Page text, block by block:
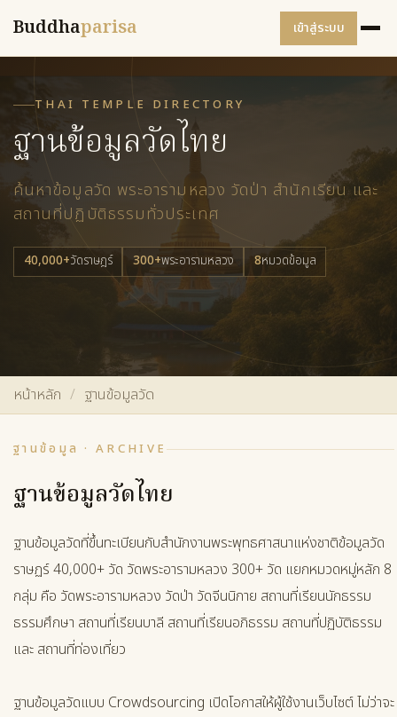
Buddhaparisa เข้าสู่ระบบ
THAI TEMPLE DIRECTORY
ฐานข้อมูลวัดไทย
ค้นหาข้อมูลวัด พระอารามหลวง วัดป่า สำนักเรียน และ
สถานที่ปฏิบัติธรรมทั่วประเทศ
40,000+วัดราษฎร์ 300+พระอารามหลวง 8หมวดข้อมูล
หน้าหลัก / ฐานข้อมูลวัด
ฐานข้อมูล · ARCHIVE
ฐานข้อมูลวัดไทย
ฐานข้อมูลวัดที่ขึ้นทะเบียนกับสำนักงานพระพุทธศาสนาแห่งชาติข้อมูลวัด
ราษฏร์ 40,000+ วัด วัดพระอารามหลวง 300+ วัด แยกหมวดหมู่หลัก 8
กลุ่ม คือ วัดพระอารามหลวง วัดป่า วัดจีนนิกาย สถานที่เรียนนักธรรม
ธรรมศึกษา สถานที่เรียนบาลี สถานที่เรียนอภิธรรม สถานที่ปฏิบัติธรรม
และ สถานที่ท่องเที่ยว
ฐานข้อมูลวัดแบบ Crowdsourcing เปิดโอกาสให้ผู้ใช้งานเว็บไซต์ ไม่ว่าจะ